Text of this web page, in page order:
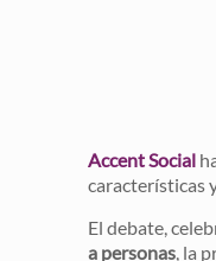
Accent Social
características
El debate,
a personas, la